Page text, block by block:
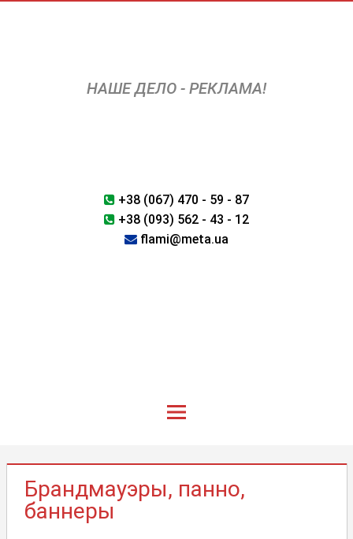
НАШЕ ДЕЛО - РЕКЛАМА!
+38 (067) 470 - 59 - 87
+38 (093) 562 - 43 - 12
flami@meta.ua
Брандмауэры, панно,
баннеры